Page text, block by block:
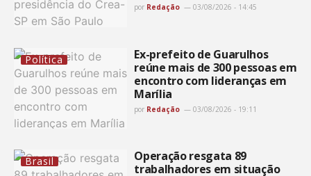
por Redação 03/08/2026 - 14:45
Política
Ex-prefeito de Guarulhos
reúne mais de 300 pessoas em
encontro com lideranças em
Marília
por Redação 03/08/2026 - 19:11
Brasil
Operação resgata 89
trabalhadores em situação